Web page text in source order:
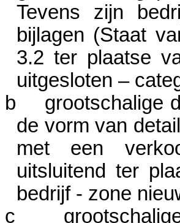
Tevens zijn
bijlagen (Staat
3.2 ter plaatse
uitgesloten –
b
grootschalige
de vorm van
met een
uitsluitend ter
bedrijf - zone
c